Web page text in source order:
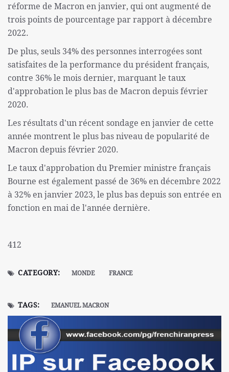
réforme de Macron en janvier, qui ont augmenté de
trois points de pourcentage par rapport à décembre
2022.
De plus, seuls 34% des personnes interrogées sont
satisfaites de la performance du président français,
contre 36% le mois dernier, marquant le taux
d'approbation le plus bas de Macron depuis février
2020.
Les résultats d'un récent sondage en janvier de cette
année montrent le plus bas niveau de popularité de
Macron depuis février 2020.
Le taux d'approbation du Premier ministre français
Bourne est également passé de 36% en décembre 2022
à 32% en janvier 2023, le plus bas depuis son entrée en
fonction en mai de l'année dernière.
412
CATEGORY: MONDE FRANCE
TAGS: EMANUEL MACRON